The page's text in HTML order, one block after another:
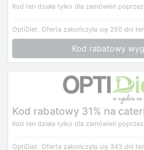
Kod ten działa tylko dla zamówień
OptiDiet. Oferta zakończyła się 250 dni
Kod rabatowy
Kod rabatowy 31% na
Kod ten działa tylko dla zamówień
OptiDiet. Oferta zakończyła się 343 dni